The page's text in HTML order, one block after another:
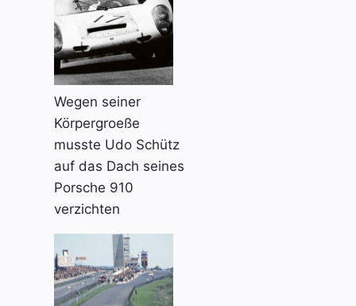
Wegen seiner
Körpergroeße
musste Udo Schütz
auf das Dach seines
Porsche 910
verzichten